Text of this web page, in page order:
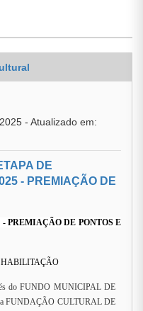
- Atualizado em:
DE
- PREMIAÇÃO DE
- PREMIAÇÃO DE PONTOS E
HABILITAÇÃO
do FUNDO MUNICIPAL DE
FUNDAÇÃO CULTURAL DE